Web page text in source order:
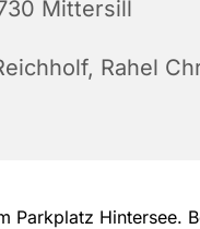
Mittersill
, Rahel
Parkplatz Hintersee.